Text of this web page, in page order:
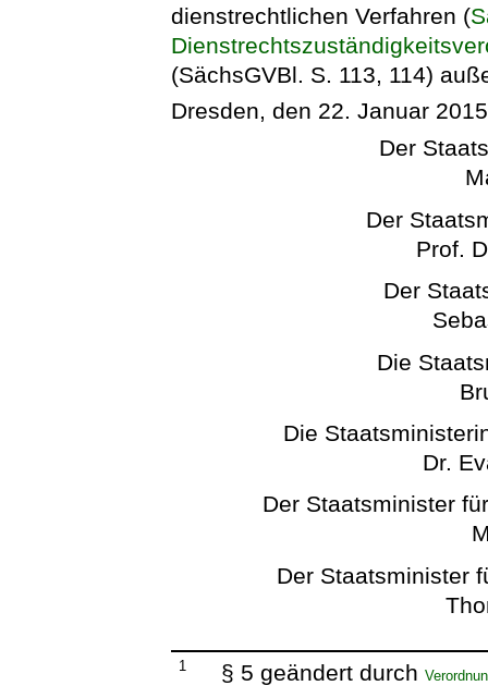
dienstrechtlichen Verfahren (
(SächsGVBl. S. 113, 114)
Dresden, den 22. Januar 2015
Der
Der
Prof.
Der
Die
Die
Dr.
Der Staatsminister
Der Staatsminister
1 § 5 geändert durch